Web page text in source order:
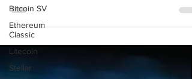
Bitcoin SV
Ethereum
Classic
Litecoin
Stellar
borsası hangisi? Sorusunun cevabı için Ipsos
anketine bakabilirsiniz. Kendi
deneyimlerimden...